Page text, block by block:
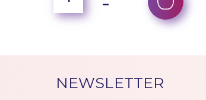
NEWSLETTER